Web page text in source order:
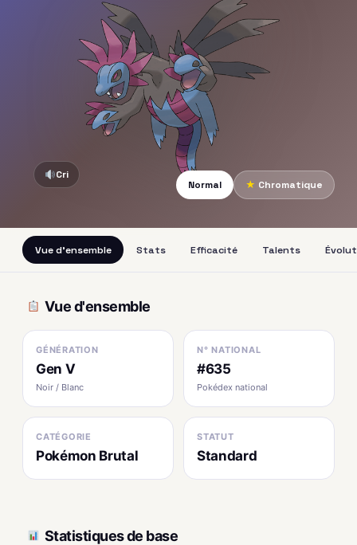
Cri
Normal
★ Chromatique
Vue d'ensemble Stats Efficacité Talents
Vue d'ensemble
GÉNÉRATION
Gen V
Noir / Blanc
N° NATIONAL
#635
Pokédex national
CATÉGORIE
Pokémon Brutal
STATUT
Standard
Statistiques de base